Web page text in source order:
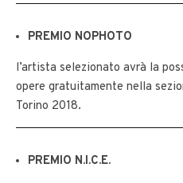
PREMIO NOPHOTO
l’artista selezionato avrà la
opere gratuitamente nella
Torino 2018.
PREMIO N.I.C.E.